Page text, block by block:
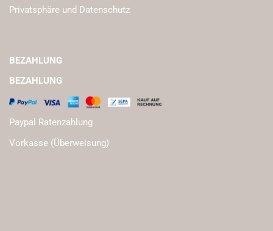
Privatsphäre und Datenschutz
BEZAHLUNG
BEZAHLUNG
Paypal Ratenzahlung
Vorkasse (Überweisung)